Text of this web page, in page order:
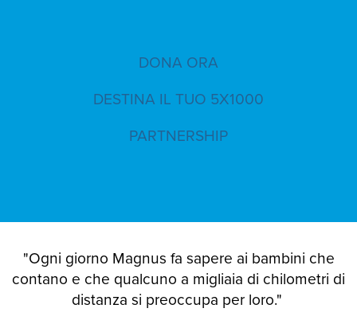
DONA ORA
DESTINA IL TUO 5X1000
PARTNERSHIP
"Ogni giorno Magnus fa sapere ai bambini che
contano e che qualcuno a migliaia di chilometri di
distanza si preoccupa per loro."